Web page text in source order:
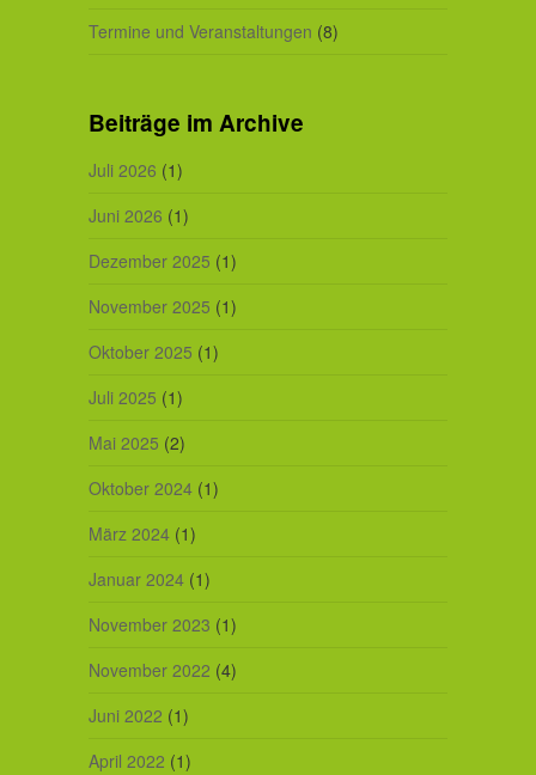
Termine und Veranstaltungen (8)
Beiträge im Archive
Juli 2026 (1)
Juni 2026 (1)
Dezember 2025 (1)
November 2025 (1)
Oktober 2025 (1)
Juli 2025 (1)
Mai 2025 (2)
Oktober 2024(1)
März 2024(1)
Januar 2024(1)
November 2023 (1)
November 2022 (4)
Juni 2022 (1)
April 2022 (1)